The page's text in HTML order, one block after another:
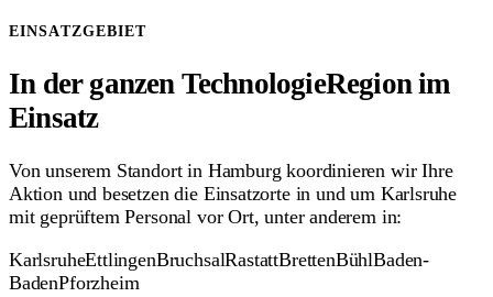
EINSATZGEBIET
In der ganzen TechnologieRegion im
Einsatz
Von unserem Standort in Hamburg koordinieren wir Ihre
Aktion und besetzen die Einsatzorte in und um Karlsruhe
mit geprüftem Personal vor Ort, unter anderem in:
KarlsruheEttlingenBruchsalRastattBrettenBühlBaden-
BadenPforzheim